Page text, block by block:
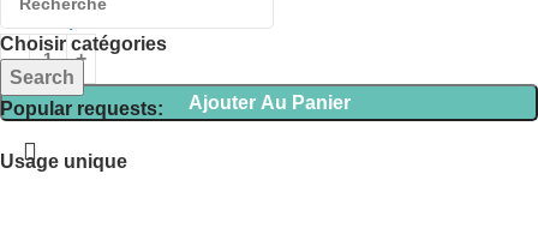
Choisir catégories
Search
Popular requests:
Usage unique
Ajouter Au Panier